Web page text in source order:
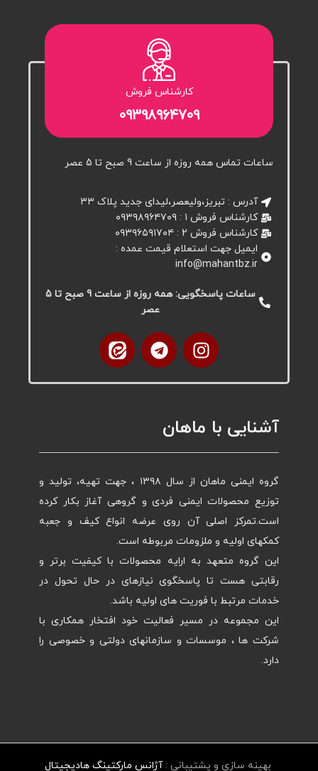
کارشناس فروش
۰۹۳۹۸۹۶۴۷۰۹
ساعات تماس همه روزه از ساعت 9 صبح تا 5 عصر
آدرس : تبریز،ولیعصر،لیدای جدید پلاک ۳۳
کارشناس فروش ۱ : ۰۹۳۹۸۹۶۴۷۰۹
کارشناس فروش 2 : ۰۹۳۹۶۵۹۱۷۰۴
ایمیل جهت استعلام قیمت عمده :
info@mahantbz.ir
ساعات پاسخگویی: همه روزه از ساعت 9 صبح تا 5
عصر
آشنایی با ماهان
گروه ایمنی ماهان از سال ۱۳۹۸ ، جهت تهیه، تولید و
توزیع محصولات ایمنی فردی و گروهی آغاز بکار کرده
است.تمرکز اصلی آن روی عرضه انواع کیف و جعبه
کمکهای اولیه و ملزومات مربوطه است.
این گروه متعهد به ارایه محصولات با کیفیت برتر و
رقابتی هست تا پاسخگوی نیازهای در حال تحول در
خدمات مرتبط با فوریت های اولیه باشد.
این مجموعه در مسیر فعالیت خود افتخار همکاری با
شرکت ها ، موسسات و سازمانهای دولتی و خصوصی را
دارد.
بهینه سازی و پشتیبانی : آژانس مارکتینگ هادیجیتال